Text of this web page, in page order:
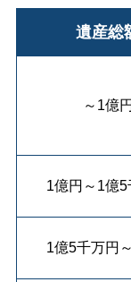
遺産総
～ 1億
1億円 ～ 1億5
1億5千万円 ～